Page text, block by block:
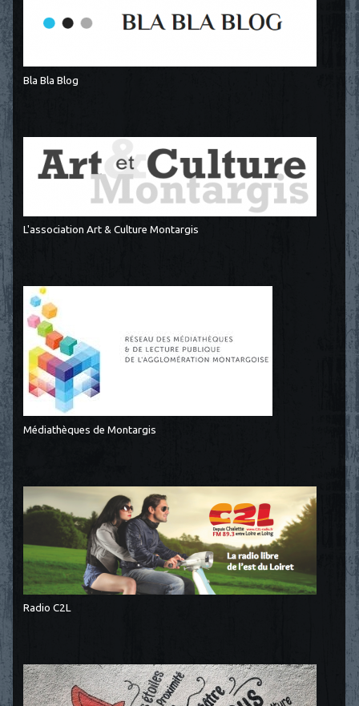
Bla Bla Blog
L'association Art & Culture Montargis
Médiathèques de Montargis
Radio C2L